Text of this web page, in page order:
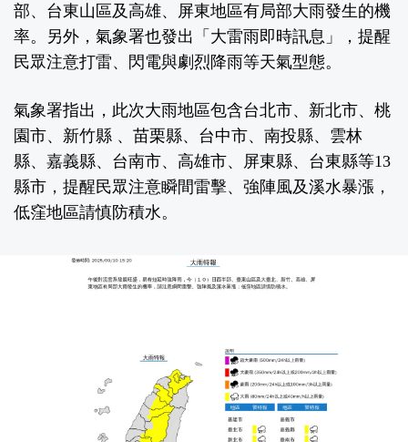
部、台東山區及高雄、屏東地區有局部大雨發生的機
率。另外，氣象署也發出「大雷雨即時訊息」，提醒
民眾注意打雷、閃電與劇烈降雨等天氣型態。
氣象署指出，此次大雨地區包含台北市、新北市、桃
園市、新竹縣 、苗栗縣、台中市、南投縣、雲林
縣、嘉義縣、台南市、高雄市、屏東縣、台東縣等13
縣市，提醒民眾注意瞬間雷擊、強陣風及溪水暴漲，
低窪地區請慎防積水。